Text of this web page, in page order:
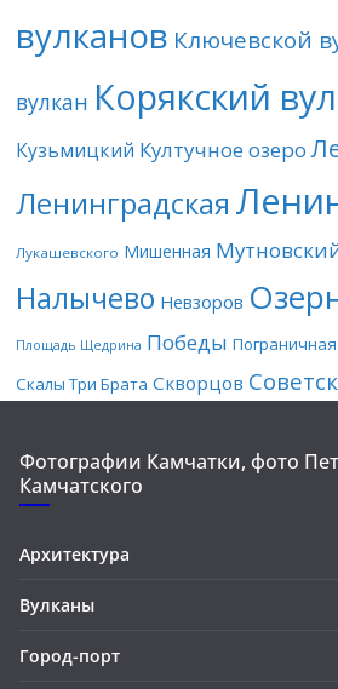
вулканов Ключевской
вулкан Корякский
Кузьмицкий Култучное озеро
Ленинградская
Лукашевского Мишенная
Налычево Невзоров
Площадь Щедрина Победы Пограничная
Скалы Три Брата Скворцов
Фотографии Камчатки, фото
Камчатского
Архитектура
Вулканы
Город-порт